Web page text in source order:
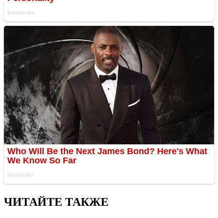
ЧИТАЙТЕ ТАКЖЕ